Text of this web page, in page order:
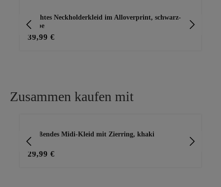
Leichtes Neckholderkleid im Alloverprint, schwarz-
taupe
39,99 €
Zusammen kaufen mit
Fließendes Midi-Kleid mit Zierring, khaki
29,99 €